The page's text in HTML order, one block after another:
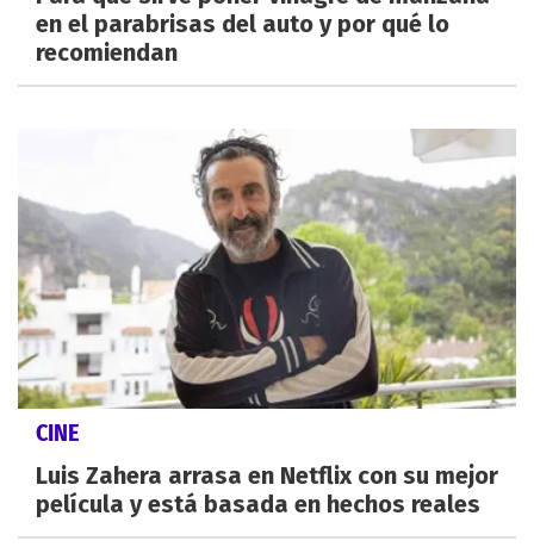
en el parabrisas del auto y por qué lo
recomiendan
CINE
Luis Zahera arrasa en Netflix con su mejor
película y está basada en hechos reales